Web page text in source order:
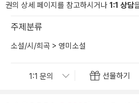
권의 상세 페이지를 참고하시거나 1:1 상담
주제분류
소설/시/희곡 > 영미소설
선물하기